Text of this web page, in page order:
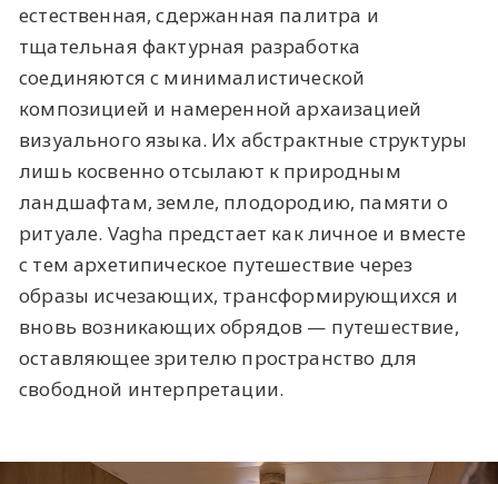
естественная, сдержанная палитра и
тщательная фактурная разработка
соединяются с минималистической
композицией и намеренной архаизацией
визуального языка. Их абстрактные структуры
лишь косвенно отсылают к природным
ландшафтам, земле, плодородию, памяти о
ритуале. Vagha предстает как личное и вместе
с тем архетипическое путешествие через
образы исчезающих, трансформирующихся и
вновь возникающих обрядов — путешествие,
оставляющее зрителю пространство для
свободной интерпретации.